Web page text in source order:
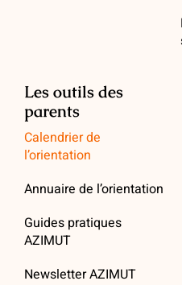
Les outils des
parents
Calendrier de
l’orientation
Annuaire de l’orientation
Guides pratiques
AZIMUT
Newsletter AZIMUT